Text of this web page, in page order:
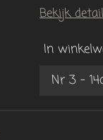
Bekijk
In